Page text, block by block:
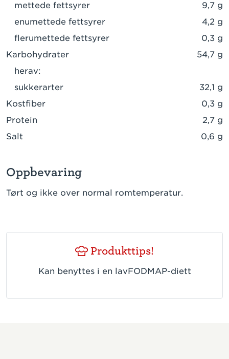
mettede fettsyrer
9,7 g
enumettede fettsyrer
4,2 g
flerumettede fettsyrer
0,3 g
Karbohydrater
54,7 g
herav:
sukkerarter
32,1 g
Kostfiber
0,3 g
Protein
2,7 g
Salt
0,6 g
Oppbevaring
Tørt og ikke over normal romtemperatur.
Produkttips!
Kan benyttes i en lavFODMAP-diett